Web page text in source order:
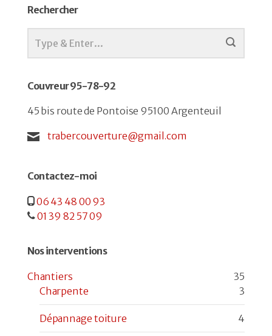
Rechercher
Couvreur 95-78-92
45 bis route de Pontoise 95100 Argenteuil
trabercouverture@gmail.com
Contactez-moi
06 43 48 00 93
01 39 82 57 09
Nos interventions
Chantiers
35
Charpente
3
Dépannage toiture 4